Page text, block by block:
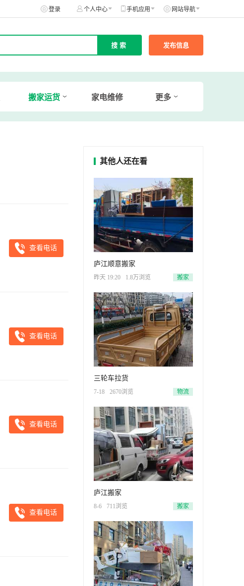
登录 个人中心 手机应用 网站导航
发布信息
搬家运货 家电维修 更多
查看电话
查看电话
查看电话
查看电话
其他人还在看
庐江顺意搬家
昨天 19:20 1.8万浏览 搬家
三轮车拉货
7-18 2670浏览 物流
庐江搬家
8-6 711浏览 搬家